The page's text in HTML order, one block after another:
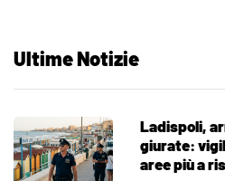
Ultime Notizie
Ladispoli,
giurate:
aree più a